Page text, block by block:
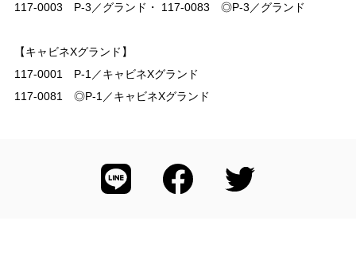
117-0003 P-3／グランド・ 117-0083 ◎P-3／グランド
【キャビネXグランド】
117-0001 P-1／キャビネXグランド
117-0081 ◎P-1／キャビネXグランド